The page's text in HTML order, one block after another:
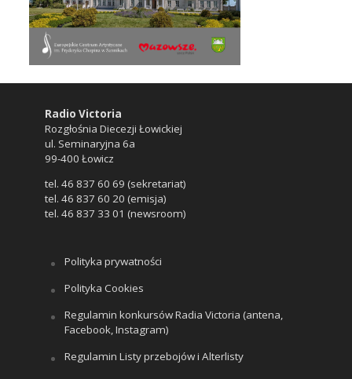
Radio Victoria
Rozgłośnia Diecezji Łowickiej
ul. Seminaryjna 6a
99-400 Łowicz
tel. 46 837 60 69 (sekretariat)
tel. 46 837 60 20 (emisja)
tel. 46 837 33 01 (newsroom)
Polityka prywatności
Polityka Cookies
Regulamin konkursów Radia Victoria (antena,
Facebook, Instagram)
Regulamin Listy przebojów i Alterlisty